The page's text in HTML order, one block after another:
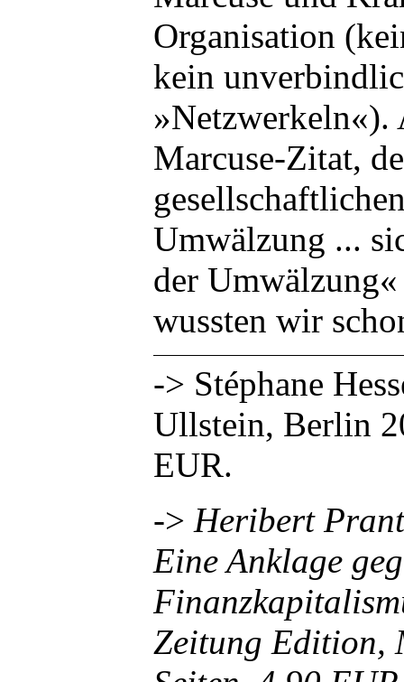
Organisation
kein
»Netzwerkeln«).
Marcuse-Zitat,
Umwälzung ...
der
wussten wir
-> Stéphane
Ullstein, Berlin
EUR.
-> Heribert
Eine Anklage
Zeitung Edition,